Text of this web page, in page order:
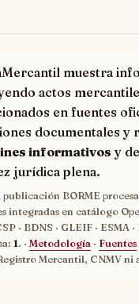
muestra
actos
en fuentes
documentales y
informativos y
jurídica plena.
BORME
integradas en catálogo
· BDNS · GLEIF ·
1. · Metodología · Fuentes
Mercantil, CNMV